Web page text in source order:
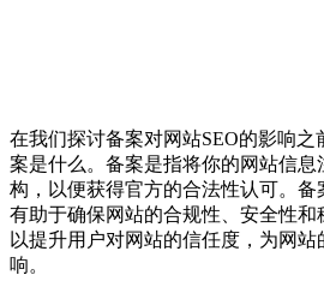
在我们探讨备案对网站SEO的影响
案是什么。备案是指将你的网站信
构，以便获得官方的合法性认可。备
有助于确保网站的合规性、安全性
以提升用户对网站的信任度，为网
响。